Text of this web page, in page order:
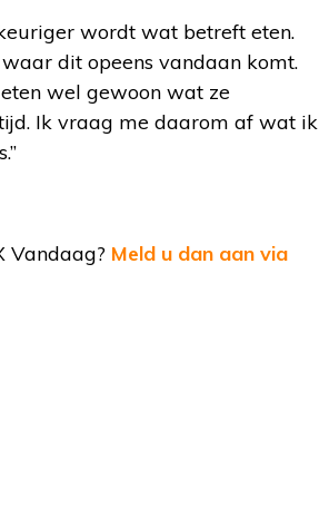
wordt wat betreft eten.
dit opeens vandaan komt.
wel gewoon wat ze
Ik vraag me daarom af wat ik
Vandaag? Meld u dan aan via